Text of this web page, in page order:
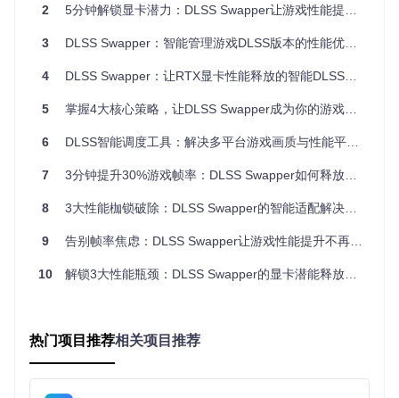
分级解决方案：从新手到专家的进阶之路
基础级：5分钟快速上手（适合首次接触DLSS管理的玩家）
有自己的"工作条件"：
显卡要求：NVIDIA GeForce RTX 20系列及以上（包括RT
系统环境：Windows 10/11 64位（20H1或更高版本）
装）
🔧生成安装包
进入项目目录，运行打包脚本：
2 5分钟解锁显卡潜力：DLSS Swapper让游戏性能提升40%的秘密武器
3 DLSS Swapper：智能管理游戏DLSS版本的性能优化利器——3大核心优势助你驾驭显卡潜能
4 DLSS Swapper：让RTX显卡性能释放的智能DLSS版本管理工具
5 掌握4大核心策略，让DLSS Swapper成为你的游戏画质优化利器
6 DLSS智能调度工具：解决多平台游戏画质与性能平衡难题的开源方案
7 3分钟提升30%游戏帧率：DLSS Swapper如何释放你的显卡潜力
8 3大性能枷锁破除：DLSS Swapper的智能适配解决方案
9 告别帧率焦虑：DLSS Swapper让游戏性能提升不再复杂
10 解锁3大性能瓶颈：DLSS Swapper的显卡潜能释放技术
热门项目推荐相关项目推荐